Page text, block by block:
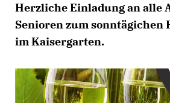
Herzliche Einladung an alle
Senioren zum sonntägichen
im Kaisergarten.